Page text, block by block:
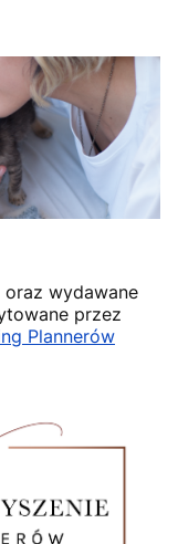
wydawane
przez
Plannerów